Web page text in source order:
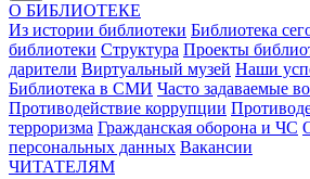
О БИБЛИОТЕКЕ
Из истории библиотеки Библиотека
библиотеки Структура Проекты
дарители Виртуальный музей Наши
Библиотека в СМИ Часто задаваемые
Противодействие коррупции
терроризма Гражданская оборона и ЧС
персональных данных Вакансии
ЧИТАТЕЛЯМ